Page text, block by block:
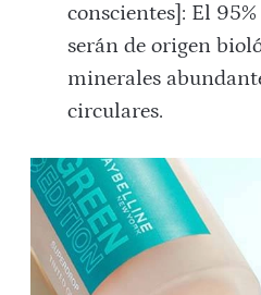
conscientes]: El
serán de origen
minerales
circulares.